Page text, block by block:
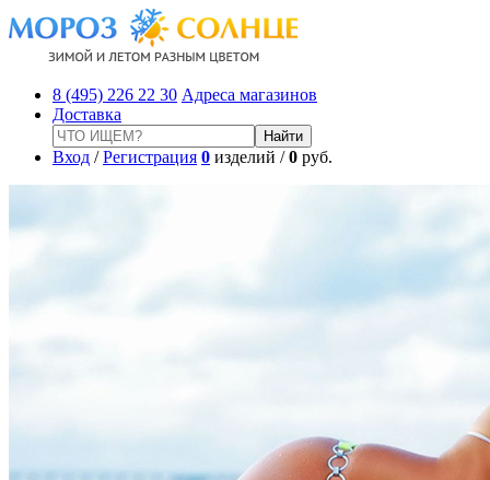
8 (495) 226 22 30 Адреса магазинов
Доставка
Вход /Регистрация 0 изделий /0 руб.